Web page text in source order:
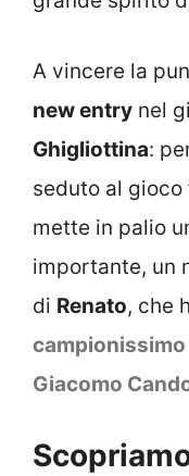
A vincere la
new entry nel
Ghigliottina:
seduto al gioco
mette in palio
importante, un
di Renato, che
Giacomo